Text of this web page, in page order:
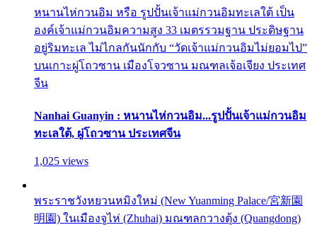
หนานไห่กวนอิม หรือ รูปปั้นเจ้าแม่กวนอิมทะเลใต้ เป็น
องค์เจ้าแม่กวนอิมความสูง 33 เมตรรวมฐาน ประดิษฐาน
อยู่ริมทะเล ไม่ไกลกันนักกับ “วัดเจ้าแม่กวนอิมไม่ยอมไป”
บนเกาะผู่โถวซาน เมืองโจวซาน มณฑลเจ้อเจียง ประเทศ
จีน
Nanhai Guanyin : หนานไห่กวนอิม...รูปปั้นเจ้าแม่กวนอิม
ทะเลใต้, ผู่โถวซาน ประเทศจีน
1,025 views
พระราชวังหยวนหมิงใหม่ (New Yuanming Palace/宮新園
明園) ในเมืองจูไห่ (Zhuhai) มณฑลกวางตุ้ง (Quangdong)